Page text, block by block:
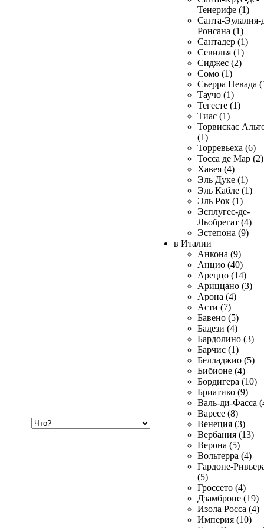
Тенерифе (1)
Санта-Эулалия-
Ронсана (1)
Сантадер (1)
Севилья (1)
Сиджес (2)
Сомо (1)
Сьерра Невада
Таучо (1)
Тегесте (1)
Тиас (1)
Торвискас
(1)
Торревьеха (6)
Тосса де Мар (2)
Хавея (4)
Эль Дуке (1)
Эль Кабле (1)
Эль Рок (1)
Эсплугес-де-
Льобрегат (4)
Эстепона (9)
в Италии
Анкона (9)
Анцио (40)
Ареццо (14)
Ариццано (3)
Арона (4)
Асти (7)
Бавено (5)
Бадези (4)
Бардолино (3)
Барчис (1)
Белладжио (5)
Бибионе (4)
Бордигера (10)
Бриатико (9)
Валь-ди-Фасса
Варесе (8)
Венеция (3)
Вербания (13)
Верона (5)
Вольтерра (4)
Гардоне-
(5)
Гроссето (4)
Дзамброне (19)
Изола Росса (4)
Империя (10)